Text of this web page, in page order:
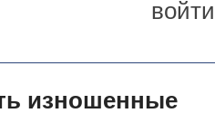
войти
изношенные